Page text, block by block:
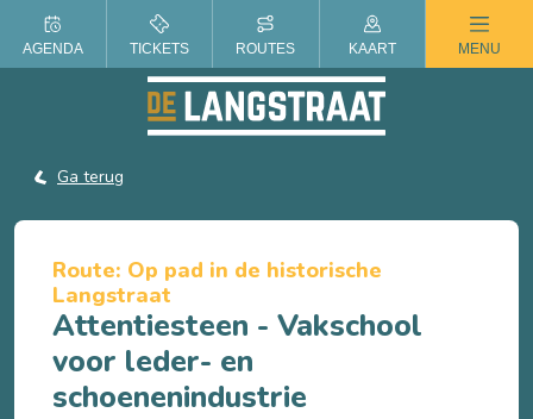
ZOMER IN DE LANGSTRAAT
Ga terug
Route: Op pad in de historische
Langstraat
Attentiesteen - Vakschool
voor leder- en
schoenenindustrie
AGENDA TICKETS ROUTES KAART MENU